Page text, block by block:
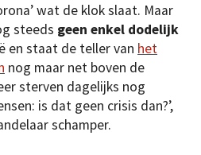
wat de klok slaat. Maar
steeds geen enkel dodelijk
en staat de teller van het
nog maar net boven de
sterven dagelijks nog
is dat geen crisis dan?’,
schamper.